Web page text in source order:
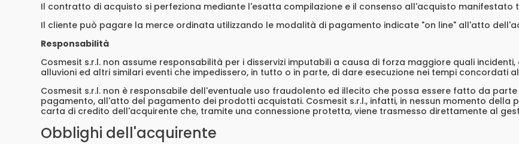
Il contratto di acquisto si perfeziona mediante l'esatta compilazione e il consenso all'acquisto manifestato
Il cliente può pagare la merce ordinata utilizzando le modalità di pagamento indicate "on line" all'atto
Responsabilità
Cosmesit s.r.l. non assume responsabilità per i disservizi imputabili a causa di forza maggiore quali
alluvioni ed altri similari eventi che impedissero, in tutto o in parte, di dare esecuzione nei tempi concordati
Cosmesit s.r.l. non è responsabile dell'eventuale uso fraudolento ed illecito che possa essere fatto da
pagamento, all'atto del pagamento dei prodotti acquistati. Cosmesit s.r.l., infatti, in nessun momento
carta di credito dell'acquirente che, tramite una connessione protetta, viene trasmesso direttamente al
Obblighi dell'acquirente